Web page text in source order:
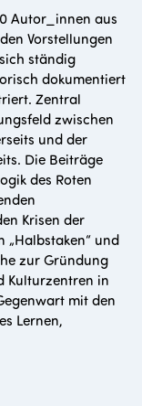
Autor_innen aus
Vorstellungen
ständig
dokumentiert
Zentral
zwischen
und der
Die Beiträge
des Roten
Krisen der
„Halbstaken“ und
zur Gründung
Kulturzentren in
mit den
Lernen,